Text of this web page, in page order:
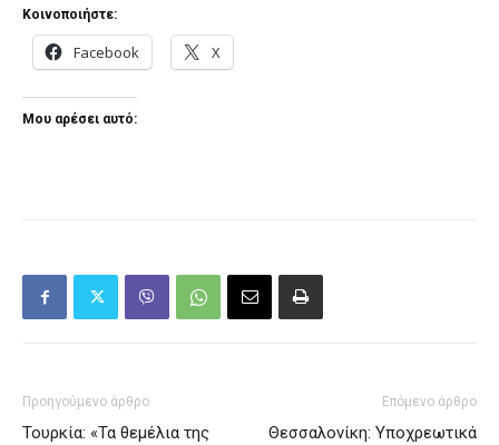
Κοινοποιήστε:
Facebook X
Μου αρέσει αυτό:
Προηγούμενο άρθρο
Τουρκία: «Τα θεμέλια της
Επόμενο άρθρο
Θεσσαλονίκη: Υποχρεωτικά